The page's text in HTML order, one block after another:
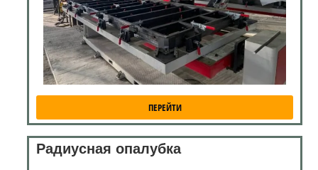
ПЕРЕЙТИ
Радиусная опалубка